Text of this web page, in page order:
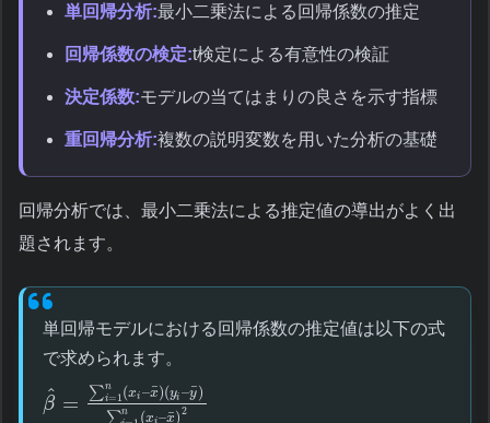
単回帰分析:最小二乗法による回帰係数の推定
回帰係数の検定:t検定による有意性の検証
決定係数:モデルの当てはまりの良さを示す指標
重回帰分析:複数の説明変数を用いた分析の基礎
回帰分析では、最小二乗法による推定値の導出がよく出
題されます。
単回帰モデルにおける回帰係数の推定値は以下の式
で求められます。
β
^ = ∑n
i=1(xi –x
¯)(yi –y
¯)
∑n
(x –x
¯)2